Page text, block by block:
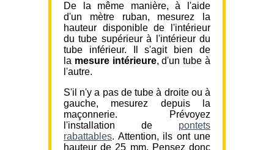
De la même manière, à l'aide
d'un mètre ruban, mesurez la
hauteur disponible de l'intérieur
du tube supérieur à l'intérieur du
tube inférieur. Il s'agit bien de
la mesure intérieure, d'un tube à
l'autre.
S'il n'y a pas de tube à droite ou à
gauche, mesurez depuis la
maçonnerie. Prévoyez
l'installation de pontets
rabattables. Attention, ils ont une
hauteur de 25 mm. Pensez donc